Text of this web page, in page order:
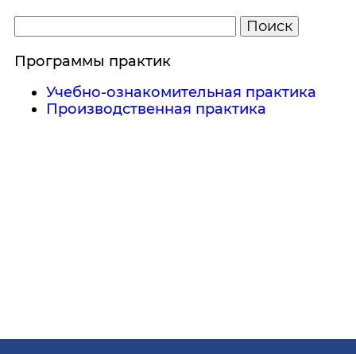
Программы практик
Учебно-ознакомительная практика
Производственная практика